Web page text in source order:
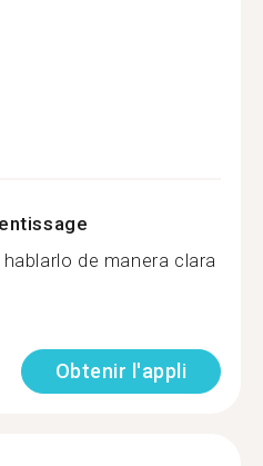
de manera clara
Obtenir l'appli